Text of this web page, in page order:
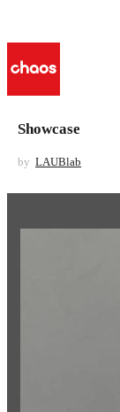
Showcase
by LAUBlab